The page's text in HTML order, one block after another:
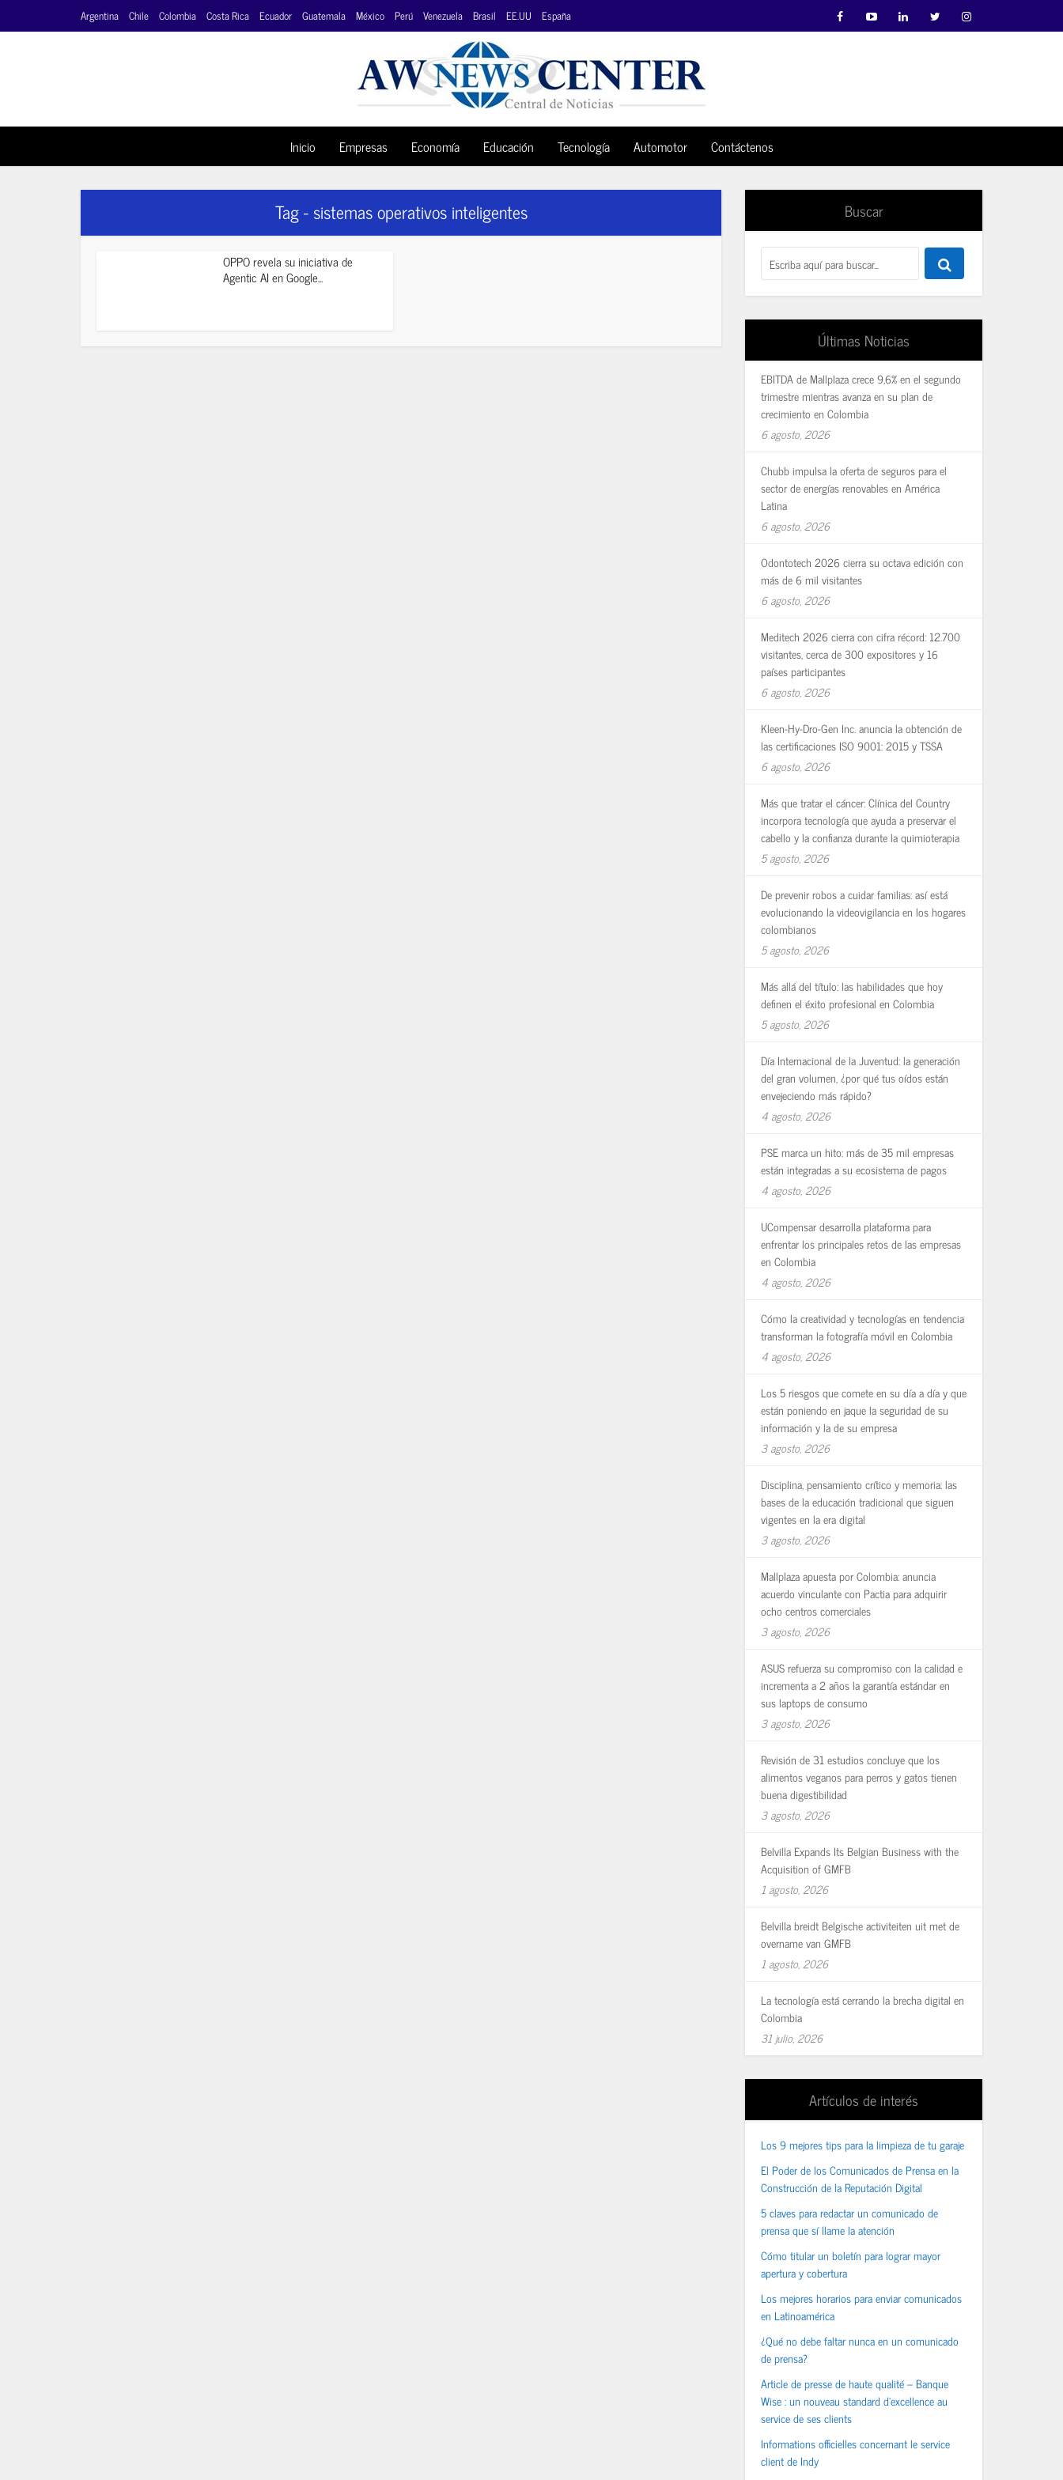
Argentina Chile Colombia Costa Rica Ecuador Guatemala México Perú Venezuela Brasil EE.UU España
Inicio Empresas Economía Educación Tecnología Automotor Contáctenos
Tag - sistemas operativos inteligentes​
OPPO revela su iniciativa de
Agentic AI en Google...
Buscar
Últimas Noticias
EBITDA de Mallplaza crece 9,6% en el segundo
trimestre mientras avanza en su plan de
crecimiento en Colombia
6 agosto, 2026
Chubb impulsa la oferta de seguros para el
sector de energías renovables en América
Latina
6 agosto, 2026
Odontotech 2026 cierra su octava edición con
más de 6 mil visitantes
6 agosto, 2026
Meditech 2026 cierra con cifra récord: 12.700
visitantes, cerca de 300 expositores y 16
países participantes
6 agosto, 2026
Kleen-Hy-Dro-Gen Inc. anuncia la obtención de
las certificaciones ISO 9001: 2015 y TSSA
6 agosto, 2026
Más que tratar el cáncer: Clínica del Country
incorpora tecnología que ayuda a preservar el
cabello y la confianza durante la quimioterapia
5 agosto, 2026
De prevenir robos a cuidar familias: así está
evolucionando la videovigilancia en los hogares
colombianos
5 agosto, 2026
Más allá del título: las habilidades que hoy
definen el éxito profesional en Colombia
5 agosto, 2026
Día Internacional de la Juventud: la generación
del gran volumen, ¿por qué tus oídos están
envejeciendo más rápido?
4 agosto, 2026
PSE marca un hito: más de 35 mil empresas
están integradas a su ecosistema de pagos
4 agosto, 2026
UCompensar desarrolla plataforma para
enfrentar los principales retos de las empresas
en Colombia
4 agosto, 2026
Cómo la creatividad y tecnologías en tendencia
transforman la fotografía móvil en Colombia
4 agosto, 2026
Los 5 riesgos que comete en su día a día y que
están poniendo en jaque la seguridad de su
información y la de su empresa
3 agosto, 2026
Disciplina, pensamiento crítico y memoria: las
bases de la educación tradicional que siguen
vigentes en la era digital
3 agosto, 2026
Mallplaza apuesta por Colombia: anuncia
acuerdo vinculante con Pactia para adquirir
ocho centros comerciales
3 agosto, 2026
ASUS refuerza su compromiso con la calidad e
incrementa a 2 años la garantía estándar en
sus laptops de consumo
3 agosto, 2026
Revisión de 31 estudios concluye que los
alimentos veganos para perros y gatos tienen
buena digestibilidad
3 agosto, 2026
Belvilla Expands Its Belgian Business with the
Acquisition of GMFB
1 agosto, 2026
Belvilla breidt Belgische activiteiten uit met de
overname van GMFB
1 agosto, 2026
La tecnología está cerrando la brecha digital en
Colombia
31 julio, 2026
Artículos de interés
Los 9 mejores tips para la limpieza de tu garaje
El Poder de los Comunicados de Prensa en la
Construcción de la Reputación Digital
5 claves para redactar un comunicado de
prensa que sí llame la atención
Cómo titular un boletín para lograr mayor
apertura y cobertura
Los mejores horarios para enviar comunicados
en Latinoamérica
¿Qué no debe faltar nunca en un comunicado
de prensa?
Article de presse de haute qualité – Banque
Wise : un nouveau standard d’excellence au
service de ses clients
Informations officielles concernant le service
client de Indy